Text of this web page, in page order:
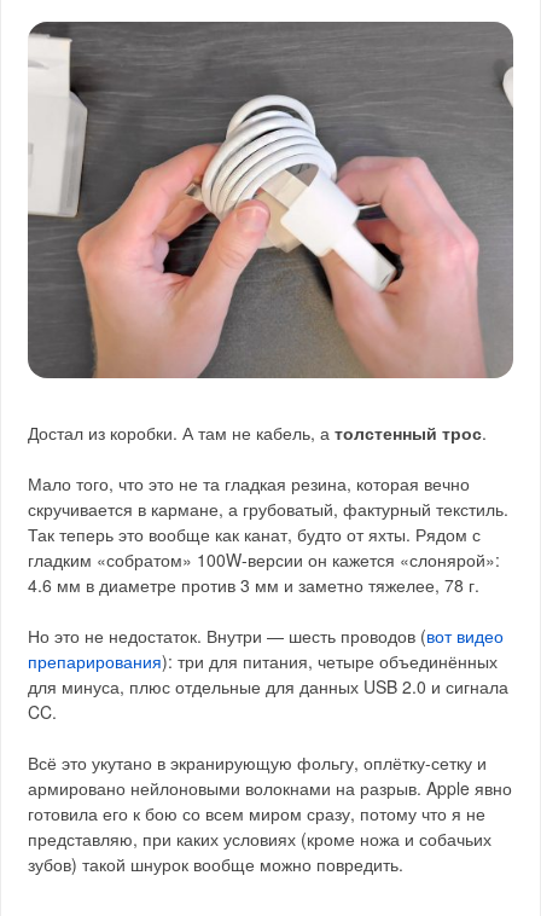
Достал из коробки. А там не кабель, атолстенный трос.
Мало того, что это не та гладкая резина, которая вечно
скручивается в кармане, а грубоватый, фактурный текстиль.
Так теперь это вообще как канат, будто от яхты. Рядом с
гладким «собратом» 100W-версии он кажется «слонярой»:
4.6 мм в диаметре против 3 мм и заметно тяжелее, 78 г.
Но это не недостаток. Внутри — шесть проводов (вот видео
препарирования): три для питания, четыре объединённых
для минуса, плюс отдельные для данных USB 2.0 и сигнала
CC.
Всё это укутано в экранирующую фольгу, оплётку-сетку и
армировано нейлоновыми волокнами на разрыв. Apple явно
готовила его к бою со всем миром сразу, потому что я не
представляю, при каких условиях (кроме ножа и собачьих
зубов) такой шнурок вообще можно повредить.